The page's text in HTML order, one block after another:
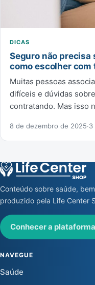
DICAS
Seguro não precisa
como escolher
Muitas pessoas
difíceis e dúvidas
contratando. Mas isso
8 de dezembro de 2025·3
Conteúdo sobre saúde,
produzido pela Life Center
Conhecer a plataforma
NAVEGUE
Saúde